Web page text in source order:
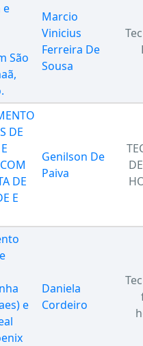
e
São
Marcio
Vinicius
Ferreira De
Sousa
DE
DE
E
Genilson De
Paiva
e
Daniela
Cordeiro